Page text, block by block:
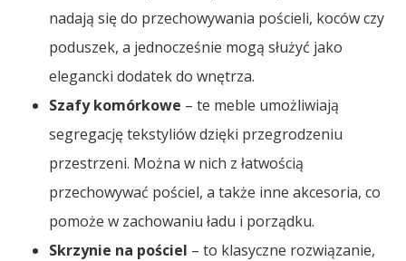
nadają się do przechowywania pościeli, koców czy
poduszek, a jednocześnie mogą służyć jako
elegancki dodatek do wnętrza.
Szafy komórkowe – te meble umożliwiają
segregację tekstyliów dzięki przegrodzeniu
przestrzeni. Można w nich z łatwością
przechowywać pościel, a także inne akcesoria, co
pomoże w zachowaniu ładu i porządku.
Skrzynie na pościel – to klasyczne rozwiązanie,